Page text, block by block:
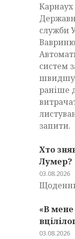
Карнаух
служби
систем
швидшу
раніше
запити.
Хто
Лумер?
03.08.2026
«В
03.08.2026